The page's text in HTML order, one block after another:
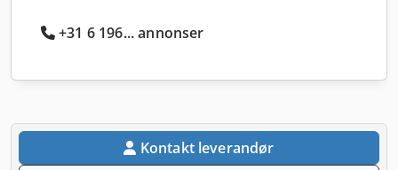
+31 6 196... annonser
Kontakt leverandør